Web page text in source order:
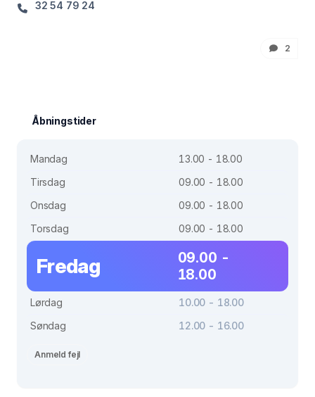
32 54 79 24
2
Åbningstider
Mandag
13.00 - 18.00
Tirsdag
09.00 - 18.00
Onsdag
09.00 - 18.00
Torsdag
09.00 - 18.00
Fredag
09.00 -
18.00
Lørdag
10.00 - 18.00
Søndag
12.00 - 16.00
Anmeld fejl